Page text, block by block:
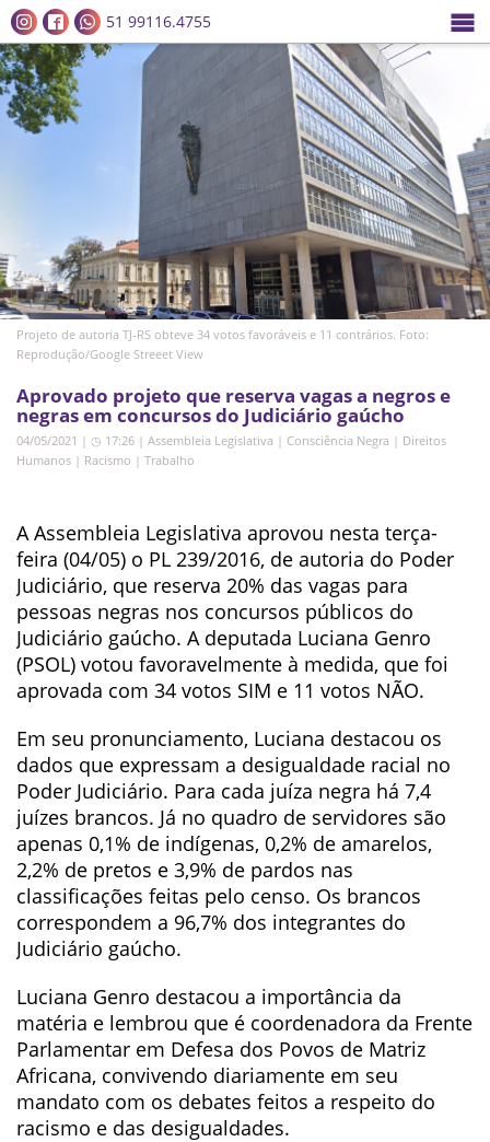
51 99116.4755
Projeto de autoria TJ-RS obteve 34 votos favoráveis e 11 contrários. Foto:
Reprodução/Google Streeet View
Aprovado projeto que reserva vagas a negros e
negras em concursos do Judiciário gaúcho
04/05/2021 | ◷ 17:26 | Assembleia Legislativa | Consciência Negra | Direitos
Humanos | Racismo | Trabalho
A Assembleia Legislativa aprovou nesta terça-
feira (04/05) o PL 239/2016, de autoria do Poder
Judiciário, que reserva 20% das vagas para
pessoas negras nos concursos públicos do
Judiciário gaúcho. A deputada Luciana Genro
(PSOL) votou favoravelmente à medida, que foi
aprovada com 34 votos SIM e 11 votos NÃO.
Em seu pronunciamento, Luciana destacou os
dados que expressam a desigualdade racial no
Poder Judiciário. Para cada juíza negra há 7,4
juízes brancos. Já no quadro de servidores são
apenas 0,1% de indígenas, 0,2% de amarelos,
2,2% de pretos e 3,9% de pardos nas
classificações feitas pelo censo. Os brancos
correspondem a 96,7% dos integrantes do
Judiciário gaúcho.
Luciana Genro destacou a importância da
matéria e lembrou que é coordenadora da Frente
Parlamentar em Defesa dos Povos de Matriz
Africana, convivendo diariamente em seu
mandato com os debates feitos a respeito do
racismo e das desigualdades.